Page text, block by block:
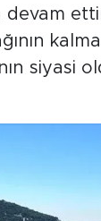
devam
siyasi